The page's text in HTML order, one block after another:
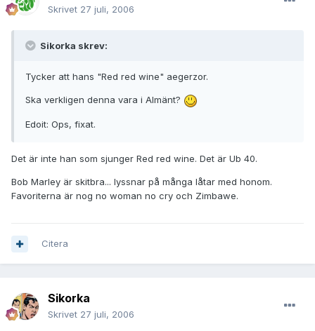
Skrivet 27 juli, 2006
Sikorka skrev:
Tycker att hans "Red red wine" aegerzor.
Ska verkligen denna vara i Almänt?
Edoit: Ops, fixat.
Det är inte han som sjunger Red red wine. Det är Ub 40.
Bob Marley är skitbra... lyssnar på många låtar med honom.
Favoriterna är nog no woman no cry och Zimbawe.
Citera
Sikorka
Skrivet 27 juli, 2006